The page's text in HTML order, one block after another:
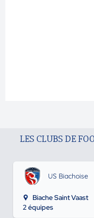
LES CLUBS DE
US Biachoise
Biache Saint Vaast
2 équipes